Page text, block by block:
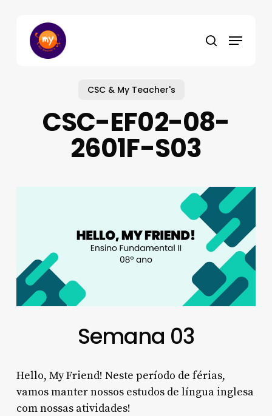
content
search
Menu
CSC & My Teacher's
CSC-EF02-08-
2601F-S03
Semana 03
Hello, My Friend! Neste período de férias,
vamos manter nossos estudos de língua inglesa
com nossas atividades!